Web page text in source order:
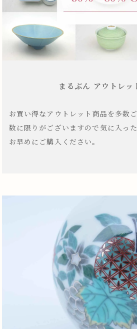
まるぶん アウトレッ
お買い得なアウトレット商品を多数
数に限りがございますので気に入っ
お早めにご購入ください。